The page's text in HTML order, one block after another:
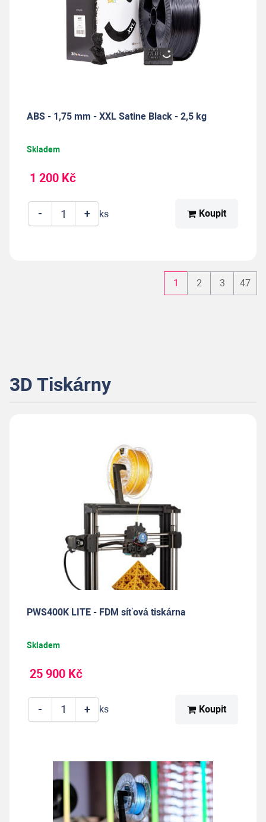
ABS - 1,75 mm - XXL Satine Black - 2,5 kg
Skladem
1 200 Kč
+
- ks Koupit
1 2 3 47
3D Tiskárny
PWS400K LITE - FDM síťová tiskárna
Skladem
25 900 Kč
+
- ks Koupit